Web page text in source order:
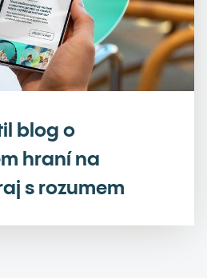
blog o
hraní na
s rozumem